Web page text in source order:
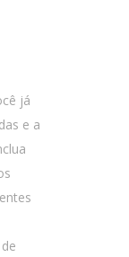
já
e a